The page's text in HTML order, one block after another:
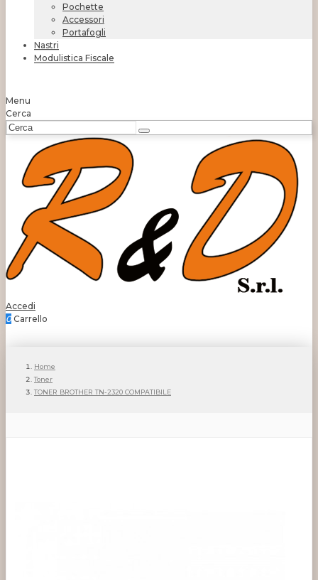
Pochette
Accessori
Portafogli
Nastri
Modulistica Fiscale
Menu
Cerca
Accedi
0 Carrello
Home
Toner
TONER BROTHER TN-2320 COMPATIBILE